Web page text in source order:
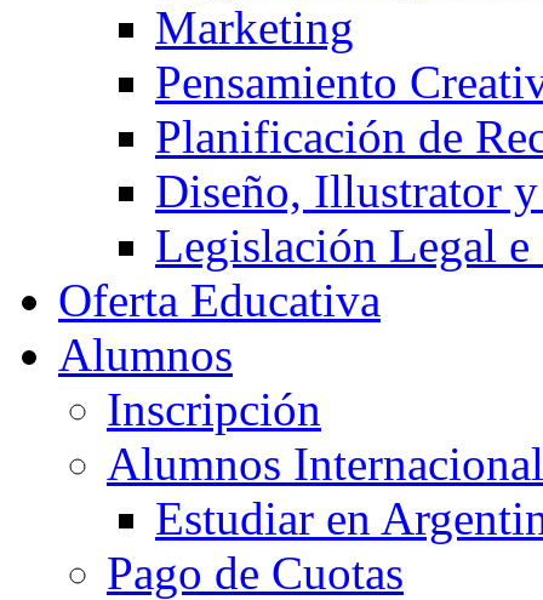
Marketing
Pensamiento
Planificación de
Diseño, Illustrator
Legislación Legal
Oferta Educativa
Alumnos
Inscripción
Alumnos
Estudiar en
Pago de Cuotas